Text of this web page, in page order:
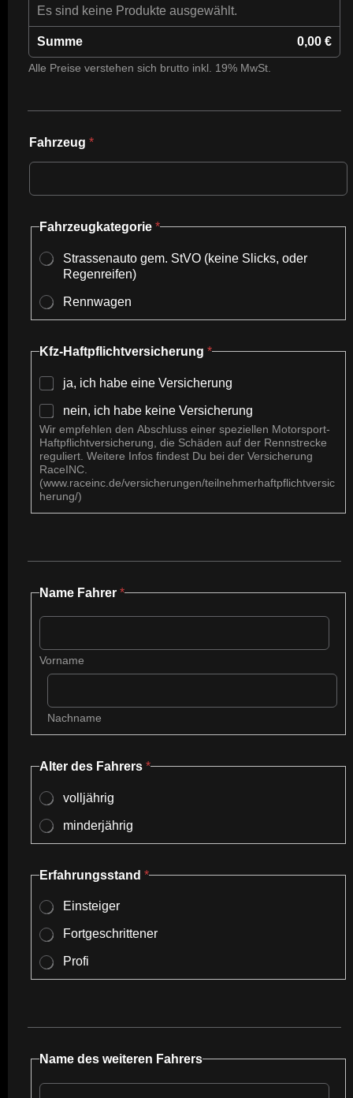
Es sind keine Produkte ausgewählt.
Summe 0,00 €
Alle Preise verstehen sich brutto inkl. 19% MwSt.
Fahrzeug *
Fahrzeugkategorie *
Strassenauto gem. StVO (keine Slicks, oder
Regenreifen)
Rennwagen
Kfz-Haftpflichtversicherung *
ja, ich habe eine Versicherung
nein, ich habe keine Versicherung
Wir empfehlen den Abschluss einer speziellen Motorsport-
Haftpflichtversicherung, die Schäden auf der Rennstrecke
reguliert. Weitere Infos findest Du bei der Versicherung
RaceINC.
(www.raceinc.de/versicherungen/teilnehmerhaftpflichtversic
herung/)
Name Fahrer *
Vorname
Nachname
Alter des Fahrers *
volljährig
minderjährig
Erfahrungsstand *
Einsteiger
Fortgeschrittener
Profi
Name des weiteren Fahrers